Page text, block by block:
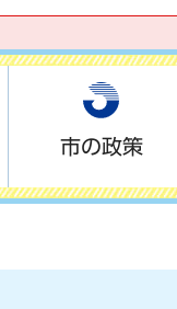
市の政策